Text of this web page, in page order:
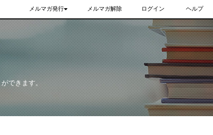
メルマガ発行 メルマガ解除 ログイン ヘルプ
できます。